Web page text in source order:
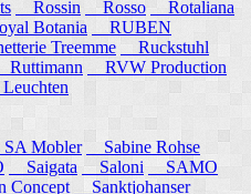
Rossin Rosso
Rotaliana
Botania
RUBEN
Treemme
Ruckstuhl
Ruttimann
RVW Production
Mobler
Sabine Rohse
Saigata Saloni
SAMO
Concept
Sanktjohanser